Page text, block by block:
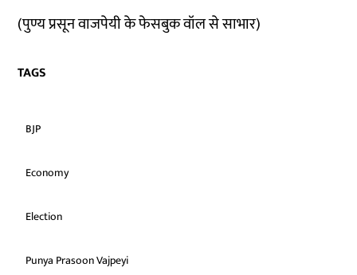
(पुण्य प्रसून वाजपेयी के फेसबुक वॉल से साभार)
TAGS
BJP
Economy
Election
Punya Prasoon Vajpeyi